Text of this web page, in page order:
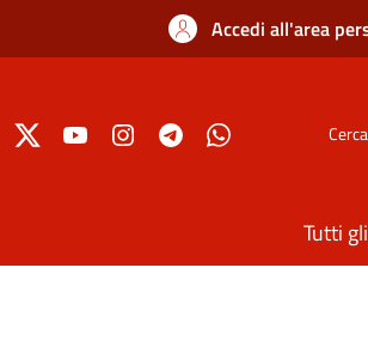
Accedi all'area
Cerca
Tutti